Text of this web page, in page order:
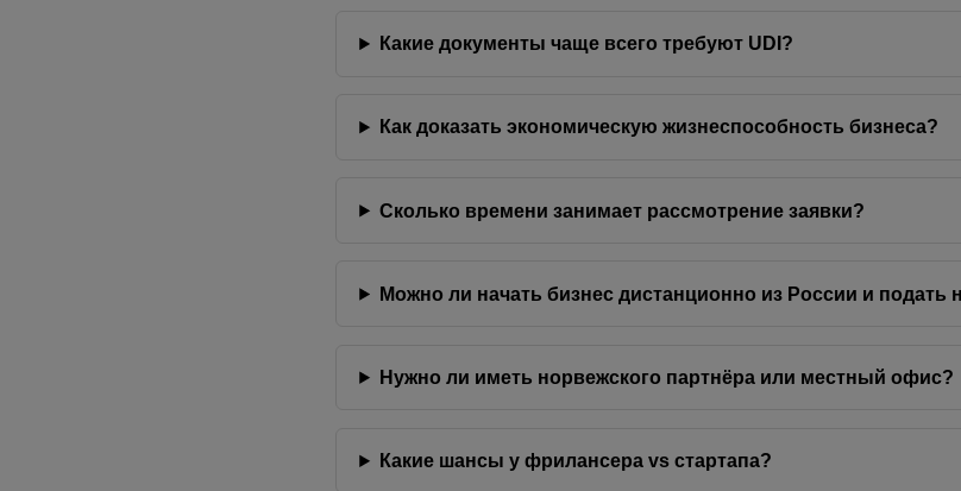
Какие документы чаще всего требуют UDI?
Как доказать экономическую жизнеспособность бизнеса?
Сколько времени занимает рассмотрение заявки?
Можно ли начать бизнес дистанционно из России и подать
Нужно ли иметь норвежского партнёра или местный офис?
Какие шансы у фрилансера vs стартапа?